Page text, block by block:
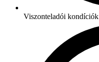
Viszonteladói kondíciók